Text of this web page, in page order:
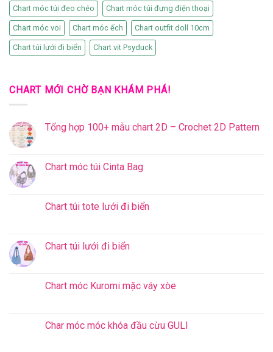
Chart móc túi đeo chéo Chart móc túi đựng điện thoại
Chart móc voi Chart móc ếch Chart outfit doll 10cm
Chart túi lưới đi biển Chart vịt Psyduck
CHART MỚI CHỜ BẠN KHÁM PHÁ!
Tổng hợp 100+ mẫu chart 2D – Crochet 2D Pattern
Chart móc túi Cinta Bag
Chart túi tote lưới đi biển
Chart túi lưới đi biển
Chart móc Kuromi mặc váy xòe
Char móc móc khóa đầu cừu GULI